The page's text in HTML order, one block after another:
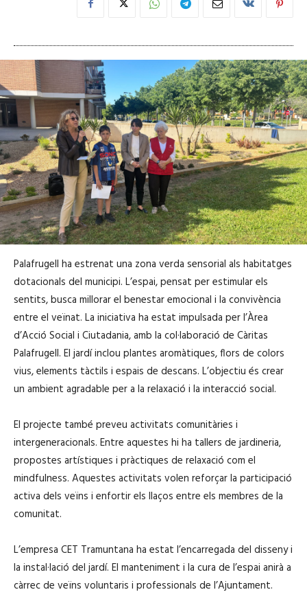
Palafrugell ha estrenat una zona verda sensorial als habitatges
dotacionals del municipi. L’espai, pensat per estimular els
sentits, busca millorar el benestar emocional i la convivència
entre el veïnat. La iniciativa ha estat impulsada per l’Àrea
d’Acció Social i Ciutadania, amb la col·laboració de Càritas
Palafrugell. El jardí inclou plantes aromàtiques, flors de colors
vius, elements tàctils i espais de descans. L’objectiu és crear
un ambient agradable per a la relaxació i la interacció social.
El projecte també preveu activitats comunitàries i
intergeneracionals. Entre aquestes hi ha tallers de jardineria,
propostes artístiques i pràctiques de relaxació com el
mindfulness. Aquestes activitats volen reforçar la participació
activa dels veïns i enfortir els llaços entre els membres de la
comunitat.
L’empresa CET Tramuntana ha estat l’encarregada del disseny i
la instal·lació del jardí. El manteniment i la cura de l’espai anirà a
càrrec de veïns voluntaris i professionals de l’Ajuntament.